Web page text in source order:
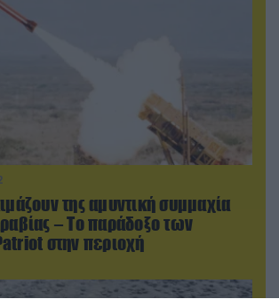
της αμυντική συμμαχία
– Το παράδοξο των
στην περιοχή